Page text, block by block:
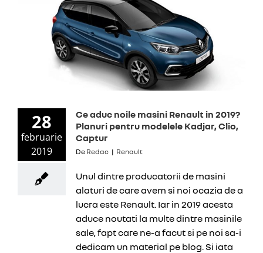
28
februarie
2019
Ce aduc noile masini Renault in 2019?
Planuri pentru modelele Kadjar, Clio,
Captur
De Redac | Renault
Unul dintre producatorii de masini
alaturi de care avem si noi ocazia de a
lucra este Renault. Iar in 2019 acesta
aduce noutati la multe dintre masinile
sale, fapt care ne-a facut si pe noi sa-i
dedicam un material pe blog. Si iata